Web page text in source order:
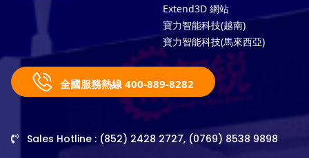
Extend3D 網站
寶力智能科技(越南)
寶力智能科技(馬來西亞)
全國服務熱線 400-889-8282
Sales Hotline : (852) 2428 2727, (0769) 8538 9898